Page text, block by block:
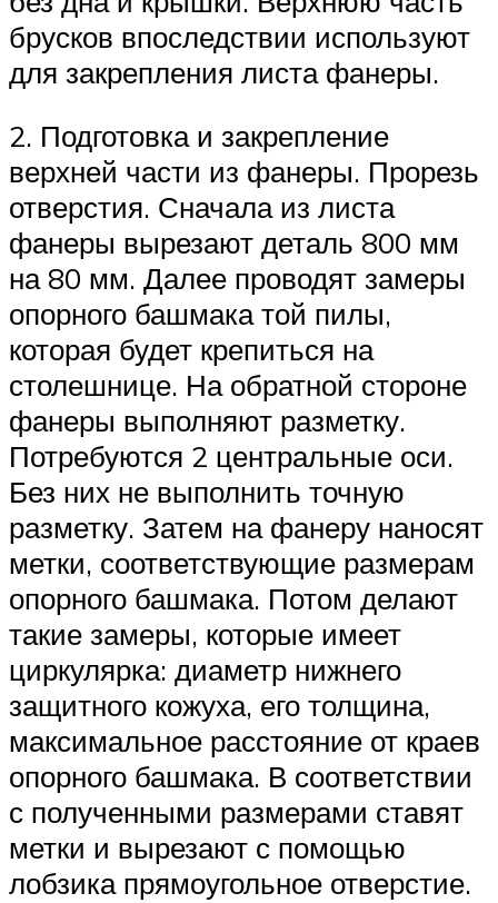
брусков впоследствии используют
для закрепления листа фанеры.
2. Подготовка и закрепление
верхней части из фанеры. Прорезь
отверстия. Сначала из листа
фанеры вырезают деталь 800 мм
на 80 мм. Далее проводят замеры
опорного башмака той пилы,
которая будет крепиться на
столешнице. На обратной стороне
фанеры выполняют разметку.
Потребуются 2 центральные оси.
Без них не выполнить точную
разметку. Затем на фанеру наносят
метки, соответствующие размерам
опорного башмака. Потом делают
такие замеры, которые имеет
циркулярка: диаметр нижнего
защитного кожуха, его толщина,
максимальное расстояние от краев
опорного башмака. В соответствии
с полученными размерами ставят
метки и вырезают с помощью
лобзика прямоугольное отверстие.